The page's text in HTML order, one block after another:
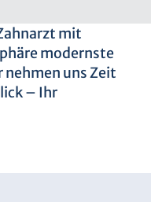
mit
modernste
nehmen uns Zeit
– Ihr